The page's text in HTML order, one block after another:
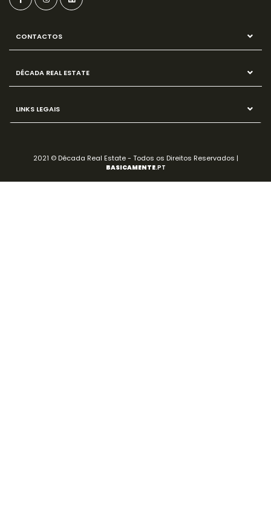
CONTACTOS
DÉCADA REAL ESTATE
LINKS LEGAIS
2021 © Década Real Estate - Todos os Direitos Reservados |
BASICAMENTE.PT